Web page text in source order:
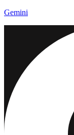
Gemini